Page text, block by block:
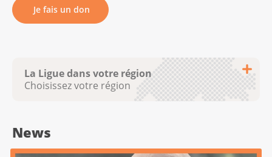
Je fais un don
La Ligue dans votre région
Choisissez votre région
Krebsliga Aargau
Krebsliga beider Basel
News